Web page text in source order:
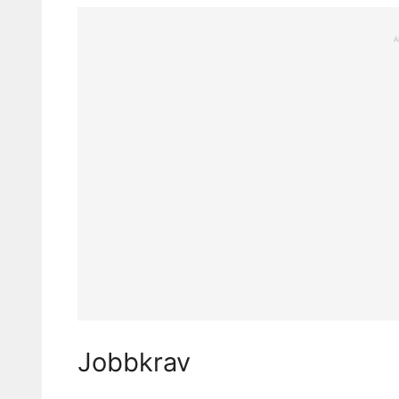
Jobbkrav